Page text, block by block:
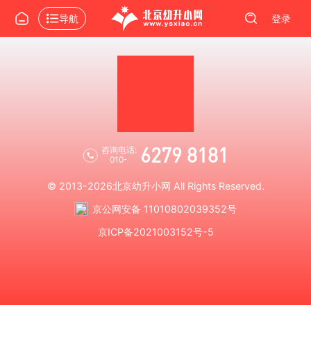
导航 登录
咨询电话:
010-
6279 8181
© 2013-2026北京幼升小网 All Rights Reserved.
京公网安备 11010802039352号
京ICP备2021003152号-5